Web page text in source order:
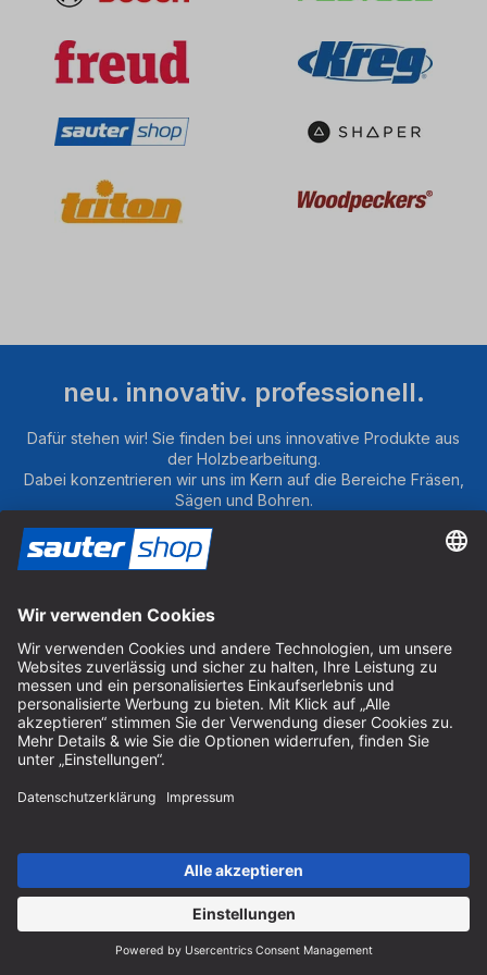
Ihren
Aktivitäten
Bitte
die
Details
des
Service
zu,
dieses
Informationen
Akzeptieren
powered
by
Usercentrics
Consent
Platform
neu. innovativ. professionell.
Dafür stehen wir! Sie finden bei uns innovative Produkte aus
der Holzbearbeitung.
Dabei konzentrieren wir uns im Kern auf die Bereiche Fräsen,
Sägen und Bohren.
neuesten Neuigkeiten zu unseren Produkten zu
erhalten, müssen Sie Marketing-Cookies akzeptieren.
Cookie-Einstellungen verwalten
Bereiten Sie Ihren Liebsten eine Freude mit dem sautershop
Gutschein.
Gutschein bestellen